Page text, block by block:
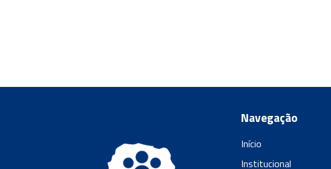
Navegação
Início
Institucional